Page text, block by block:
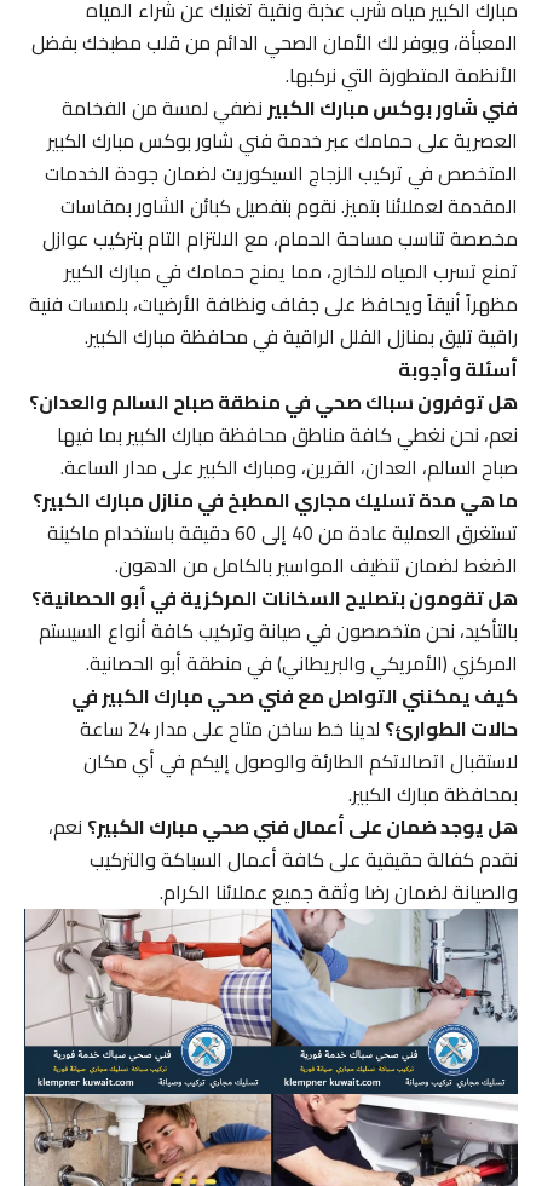
مبارك الكبير مياه شرب عذبة ونقية تغنيك عن شراء المياه
المعبأة، ويوفر لك الأمان الصحي الدائم من قلب مطبخك بفضل
الأنظمة المتطورة التي نركبها.
فني شاور بوكس مبارك الكبيرنضفي لمسة من الفخامة
العصرية على حمامك عبر خدمة فني شاور بوكس مبارك الكبير
المتخصص في تركيب الزجاج السيكوريت لضمان جودة الخدمات
المقدمة لعملائنا بتميز. نقوم بتفصيل كبائن الشاور بمقاسات
مخصصة تناسب مساحة الحمام، مع الالتزام التام بتركيب عوازل
تمنع تسرب المياه للخارج، مما يمنح حمامك في مبارك الكبير
مظهراً أنيقاً ويحافظ على جفاف ونظافة الأرضيات، بلمسات فنية
راقية تليق بمنازل الفلل الراقية في محافظة مبارك الكبير.
أسئلة وأجوبة
هل توفرون سباك صحي في منطقة صباح السالم والعدان؟
نعم، نحن نغطي كافة مناطق محافظة مبارك الكبير بما فيها
صباح السالم، العدان، القرين، ومبارك الكبير على مدار الساعة.
ما هي مدة تسليك مجاري المطبخ في منازل مبارك الكبير؟
تستغرق العملية عادة من 40 إلى 60 دقيقة باستخدام ماكينة
الضغط لضمان تنظيف المواسير بالكامل من الدهون.
هل تقومون بتصليح السخانات المركزية في أبو الحصانية؟
بالتأكيد، نحن متخصصون في صيانة وتركيب كافة أنواع السيستم
المركزي (الأمريكي والبريطاني) في منطقة أبو الحصانية.
كيف يمكنني التواصل مع فني صحي مبارك الكبير في
حالات الطوارئ؟
لدينا خط ساخن متاح على مدار 24 ساعة
لاستقبال اتصالاتكم الطارئة والوصول إليكم في أي مكان
بمحافظة مبارك الكبير.
هل يوجد ضمان على أعمال فني صحي مبارك الكبير؟نعم،
نقدم كفالة حقيقية على كافة أعمال السباكة والتركيب
والصيانة لضمان رضا وثقة جميع عملائنا الكرام.